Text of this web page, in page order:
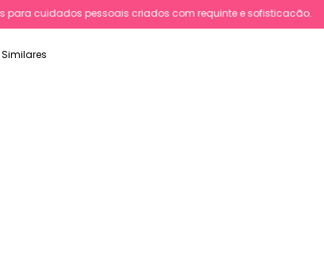
cuidados pessoais criados com requinte e sofisticacão.